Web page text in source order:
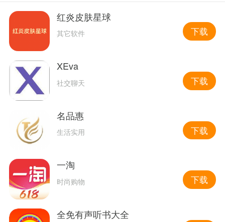
红炎皮肤星球
其它软件 下载
XEva
社交聊天 下载
名品惠
生活实用 下载
一淘
时尚购物 下载
全免有声听书大全